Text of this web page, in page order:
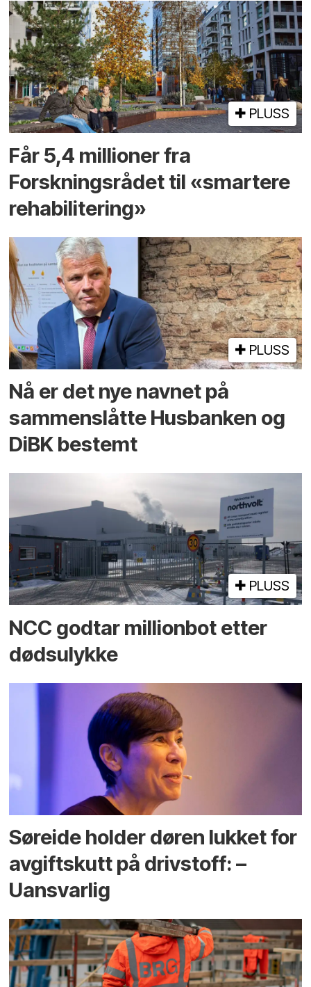
PLUSS
Får 5,4 millioner fra
Forskningsrådet til «smartere
rehabilitering»
PLUSS
Nå er det nye navnet på
sammenslåtte Husbanken og
DiBK bestemt
PLUSS
NCC godtar millionbot etter
dødsulykke
Søreide holder døren lukket for
avgiftskutt på drivstoff: –
Uansvarlig